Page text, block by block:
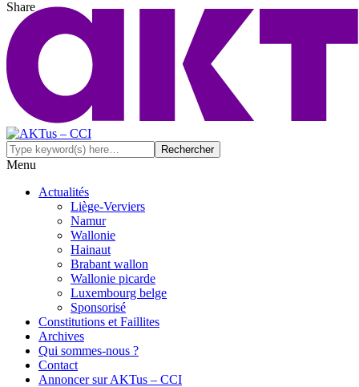
Menu
Actualités
Liège-Verviers
Namur
Wallonie
Hainaut
Brabant wallon
Wallonie picarde
Luxembourg belge
Sponsorisé
Constitutions et Faillites
Archives
Qui sommes-nous ?
Contact
Annoncer sur AKTus – CCI
Share